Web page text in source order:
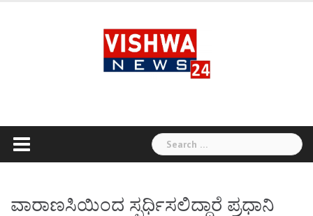
Search
for:
ವಾರಾಣಸಿಯಿಂದ ಸ್ಪರ್ಧಿಸಲಿದ್ದಾರೆ ಪ್ರಧಾನಿ